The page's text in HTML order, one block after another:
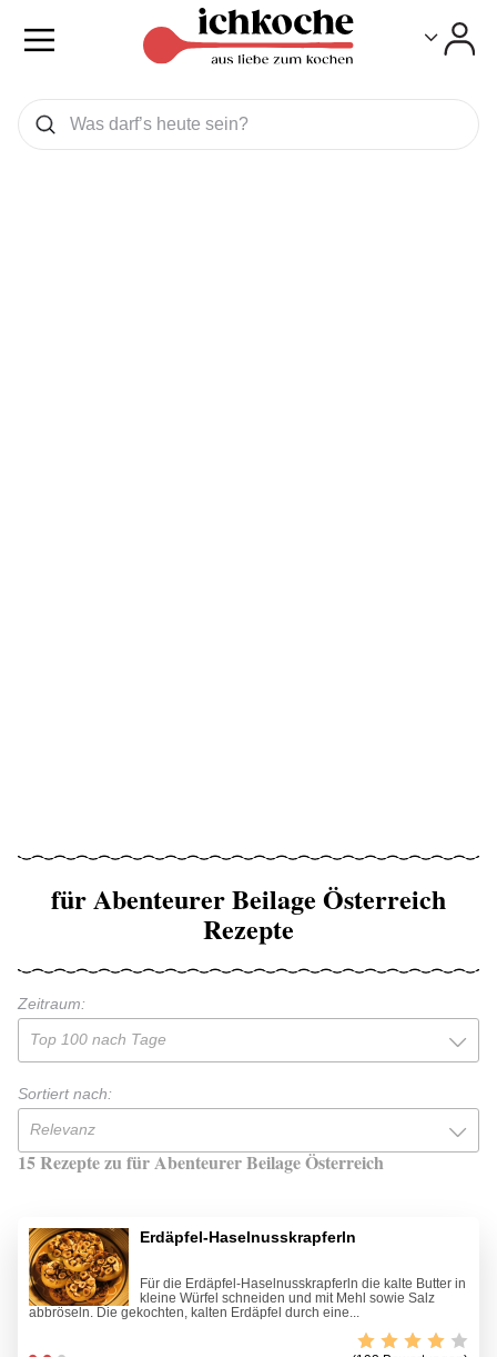
Was wollen Sie suchen
Suchen
für Abenteurer Beilage Österreich
Rezepte
Zeitraum:
Top 100 nach Tage
Sortiert nach:
Relevanz
15 Rezepte zu für Abenteurer Beilage Österreich
Erdäpfel-Haselnusskrapferln
Für die Erdäpfel-Haselnusskrapferln die kalte Butter in
kleine Würfel schneiden und mit Mehl sowie Salz
abbröseln. Die gekochten, kalten Erdäpfel durch eine...